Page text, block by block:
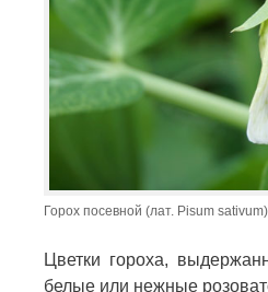
Горох посевной (лат. Pisum
Цветки гороха,
белые или нежные